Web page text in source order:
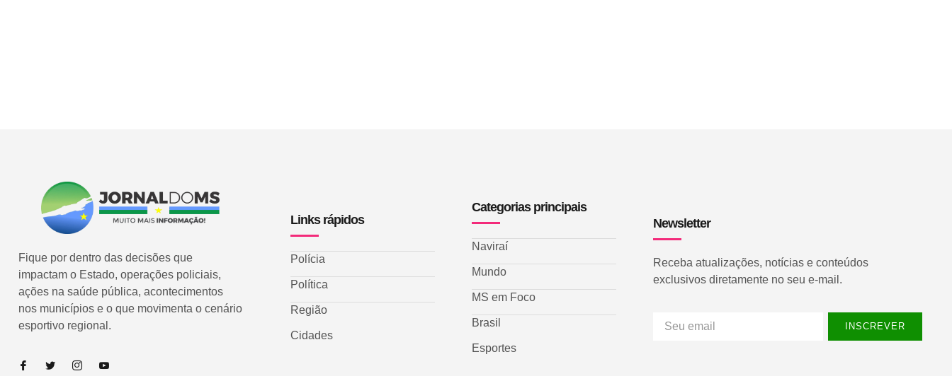
Fique por dentro das decisões que
impactam o Estado, operações policiais,
ações na saúde pública, acontecimentos
nos municípios e o que movimenta o cenário
esportivo regional.
Links rápidos
Polícia
Política
Região
Cidades
Categorias principais
Naviraí
Mundo
MS em Foco
Brasil
Esportes
Newsletter
Receba atualizações, notícias e conteúdos
exclusivos diretamente no seu e-mail.
INSCREVER